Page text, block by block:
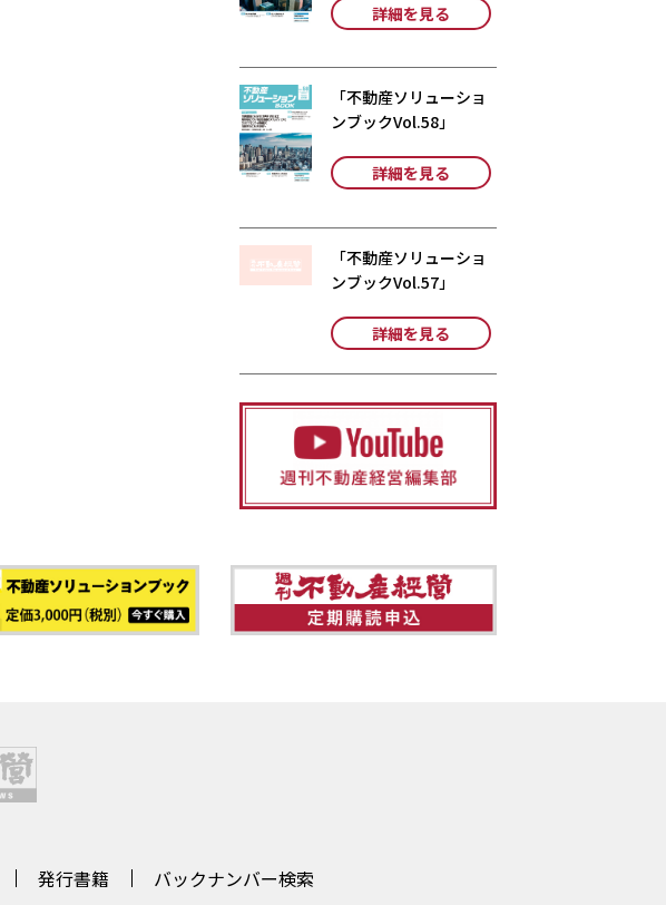
詳細を見る
「不動産ソリューショ
ンブックVol.58」
詳細を見る
「不動産ソリューショ
ンブックVol.57」
詳細を見る
発行書籍 バックナンバー検索